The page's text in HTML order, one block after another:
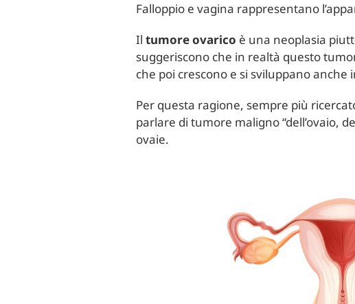
Falloppio e vagina rappresentano
Iltumore ovarico è una neoplasia
suggeriscono che in realtà questo
che poi crescono e si sviluppano anche
Per questa ragione, sempre più
parlare di tumore maligno “dell’ovaio,
ovaie.